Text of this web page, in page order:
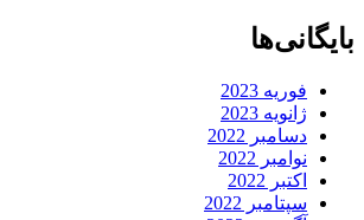
بایگانی‌ها
فوریه 2023
ژانویه 2023
دسامبر 2022
نوامبر 2022
اکتبر 2022
سپتامبر 2022